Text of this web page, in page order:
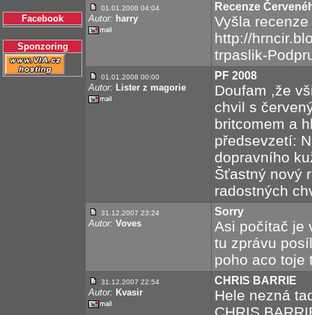
Facebook
Sponzoring
01.01.2008 04:04
Autor: harry
Recenze
Vyšla
http://
trpaslik-
01.01.2008 00:00
Autor: Lister z magorie
PF 2008
Doufam ,že
chvil s
britcomem a
předsevzetí:
dopravního
Šťastný nový
radostných
31.12.2007 23:24
Autor: Voves
Sorry
Asi počítač je
tu zprávu
poho aco toje
31.12.2007 22:54
Autor: Kvasir
CHRIS BARRIE
Hele nezná